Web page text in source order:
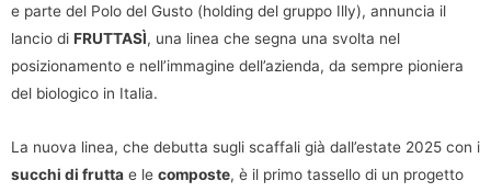
e parte del Polo del Gusto (holding del gruppo Illy), annuncia il
lancio di FRUTTASÌ, una linea che segna una svolta nel
posizionamento e nell’immagine dell’azienda, da sempre pioniera
del biologico in Italia.
La nuova linea, che debutta sugli scaffali già dall’estate 2025 con i
succhi di frutta e le composte, è il primo tassello di un progetto